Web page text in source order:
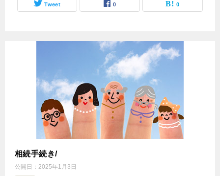
Tweet 0 0
相続手続き/
公開日： 2025年1月3日